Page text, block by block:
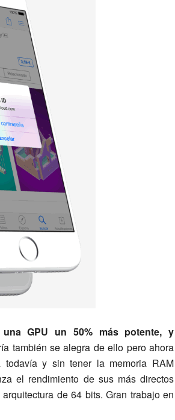
GPU un 50% más potente, y
también se alegra de ello pero ahora
y sin tener la memoria RAM
el rendimiento de sus más directos
de 64 bits. Gran trabajo en